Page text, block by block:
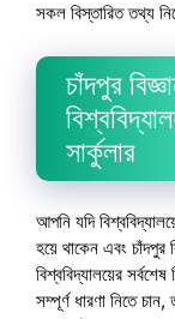
সকল বিস্তারিত তথ্য
চাঁদপুর
সার্কুলার
আপনি যদি
হয়ে থাকেন এবং চাঁদপুর
বিশ্ববিদ্যালয়ের
সম্পূর্ণ ধারণা নিতে